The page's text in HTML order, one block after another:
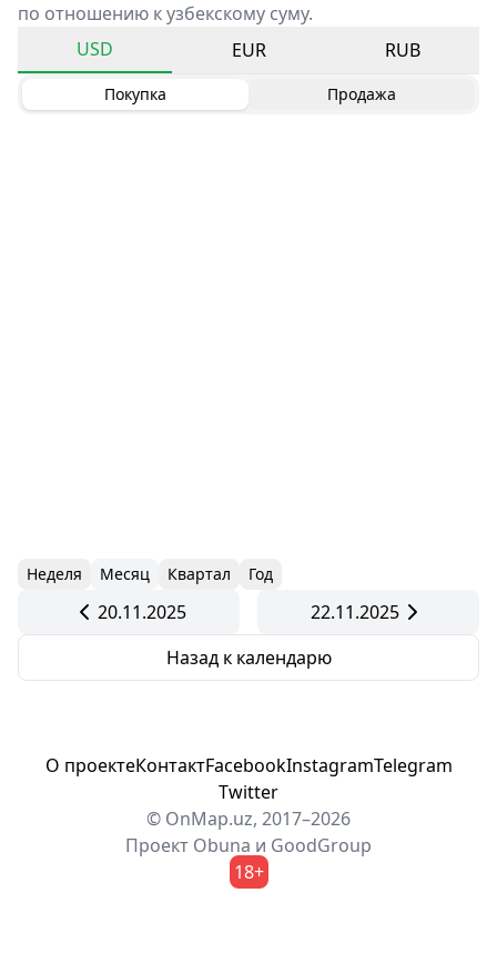
по отношению к узбекскому суму.
USD
EUR RUB
Покупка Продажа
Неделя Месяц Квартал Год
20.11.2025
22.11.2025
Назад к календарю
О проектеКонтактFacebookInstagramTelegram
Twitter
© OnMap.uz, 2017–2026
Проект Obuna и GoodGroup
18+